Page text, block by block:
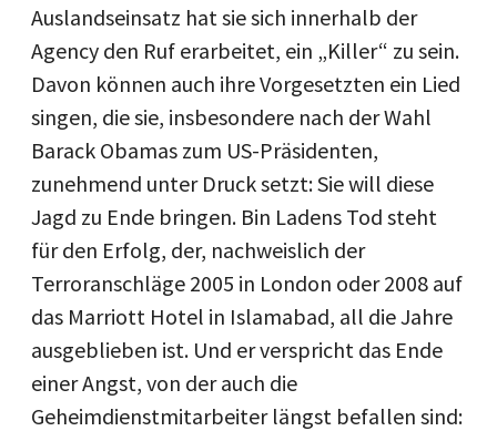
Auslandseinsatz hat sie sich innerhalb der
Agency den Ruf erarbeitet, ein „Killer“ zu sein.
Davon können auch ihre Vorgesetzten ein Lied
singen, die sie, insbesondere nach der Wahl
Barack Obamas zum US-Präsidenten,
zunehmend unter Druck setzt: Sie will diese
Jagd zu Ende bringen. Bin Ladens Tod steht
für den Erfolg, der, nachweislich der
Terroranschläge 2005 in London oder 2008 auf
das Marriott Hotel in Islamabad, all die Jahre
ausgeblieben ist. Und er verspricht das Ende
einer Angst, von der auch die
Geheimdienstmitarbeiter längst befallen sind: